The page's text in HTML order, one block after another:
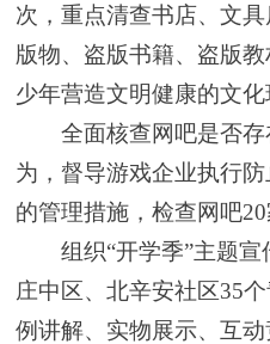
次，重点清查书店、文
版物、盗版书籍、盗版
少年营造文明健康的文化
全面核查网吧是否存
为，督导游戏企业执行
的管理措施，检查网吧20
组织“开学季”主题宣
庄中区、北辛安社区35
例讲解、实物展示、互